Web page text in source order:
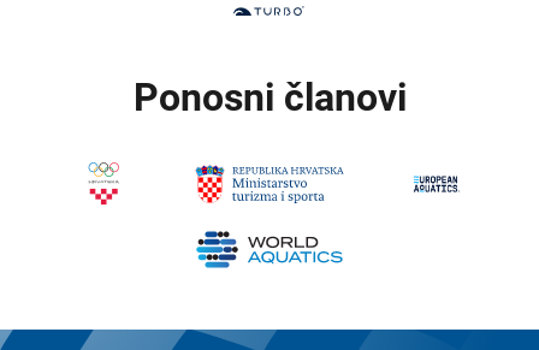
Ponosni članovi